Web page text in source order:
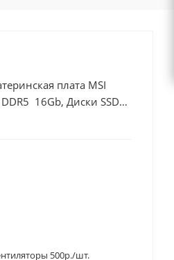
плата MSI
16Gb, Диски SSD
500р./шт.